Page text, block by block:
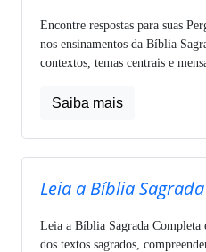
Encontre respostas para suas
nos ensinamentos da Bíblia
contextos, temas centrais e
Saiba mais
Leia a Bíblia
Leia a Bíblia Sagrada Completa
dos textos sagrados,